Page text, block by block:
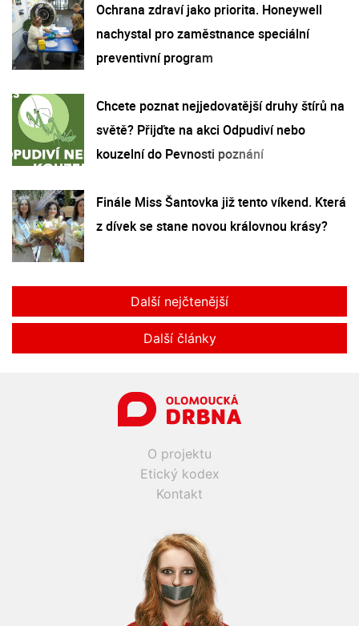
Ochrana zdraví jako priorita. Honeywell
nachystal pro zaměstnance speciální
preventivní program
Chcete poznat nejjedovatější druhy štírů na
světě? Přijďte na akci Odpudiví nebo
kouzelní do Pevnosti poznání
Finále Miss Šantovka již tento víkend. Která
z dívek se stane novou královnou krásy?
Další nejčtenější
Další články
O projektu
Etický kodex
Kontakt